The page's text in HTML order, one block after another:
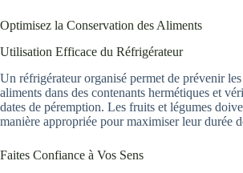
Optimisez la Conservation des Aliments
Utilisation Efficace du Réfrigérateur
Un réfrigérateur organisé permet de prévenir
aliments dans des contenants hermétiques et
dates de péremption. Les fruits et légumes
manière appropriée pour maximiser leur durée
Faites Confiance à Vos Sens